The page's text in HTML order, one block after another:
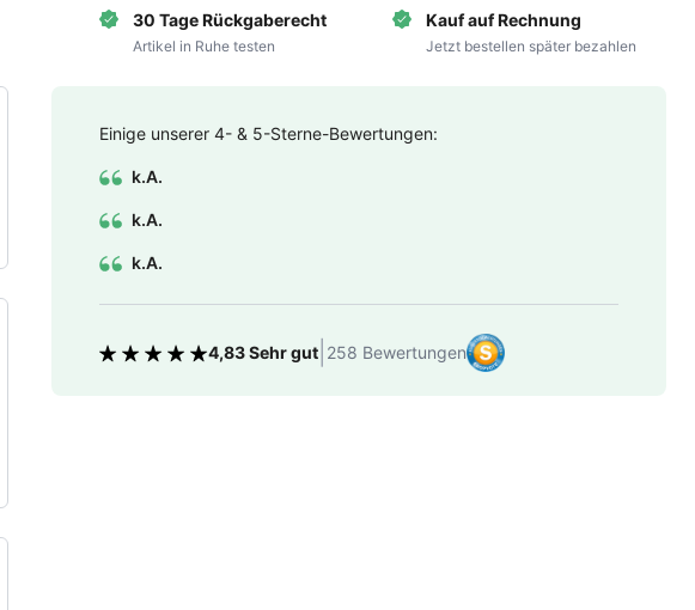
30 Tage Rückgaberecht
Artikel in Ruhe testen
Kauf auf Rechnung
Jetzt bestellen später bezahlen
Einige unserer 4- & 5-Sterne-Bewertungen:
k.A.
k.A.
k.A.
Bewertung 4.83 von 5 Sternen
4,83 Sehr gut 258 Bewertungen